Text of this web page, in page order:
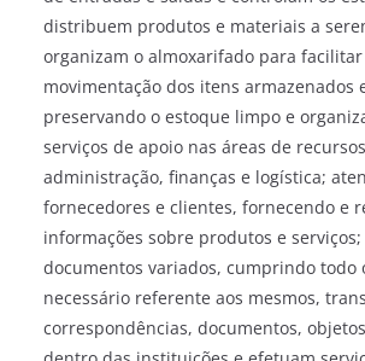
distribuem produtos e materiais a
organizam o almoxarifado para facilitar
movimentação dos itens armazenados
preservando o estoque limpo e
serviços de apoio nas áreas de
administração, finanças e logística;
fornecedores e clientes, fornecendo e
informações sobre produtos e
documentos variados, cumprindo todo
necessário referente aos mesmos,
correspondências, documentos,